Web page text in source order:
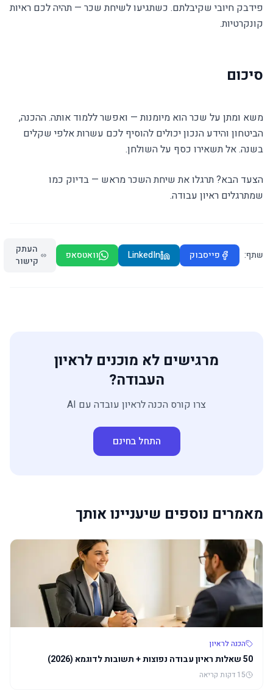
פידבק חיובי שקיבלתם. כשתגיעו לשיחת שכר — תהיה לכם ראיות
קונקרטיות.
סיכום
משא ומתן על שכר הוא מיומנות — ואפשר ללמוד אותה. ההכנה,
הביטחון והידע הנכון יכולים להוסיף לכם עשרות אלפי שקלים
בשנה. אל תשאירו כסף על השולחן.
הצעד הבא? תרגלו את שיחת השכר מראש — בדיוק כמו
שמתרגלים ראיון עבודה.
שתף: פייסבוק LinkedIn וואטסאפ
העתק
קישור
מרגישים לא מוכנים לראיון
העבודה?
צרו קורס הכנה לראיון עובדה עם AI
התחל בחינם
מאמרים נוספים שיעניינו אותך
הכנה לראיון
50 שאלות ראיון עבודה נפוצות + תשובות לדוגמא (2026)
15 דקות קריאה